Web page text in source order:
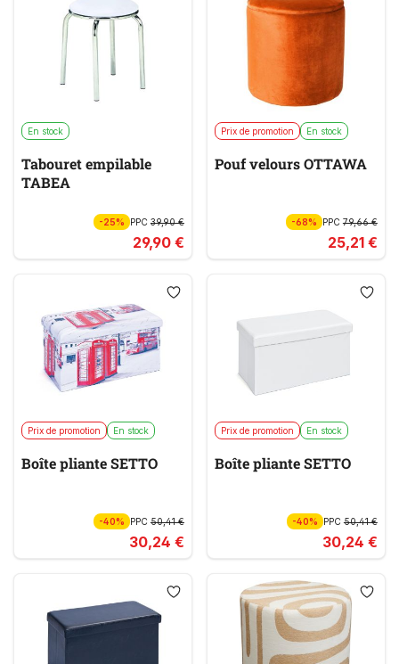
En stock
Tabouret empilable
TABEA
-25% PPC 39,90 €
29,90 €
Prix de promotion En stock
Pouf velours OTTAWA
-68% PPC79,66 €
25,21 €
Prix de promotion En stock
Boîte pliante SETTO
-40% PPC 50,41 €
30,24 €
Prix de promotion En stock
Boîte pliante SETTO
-40% PPC50,41 €
30,24 €